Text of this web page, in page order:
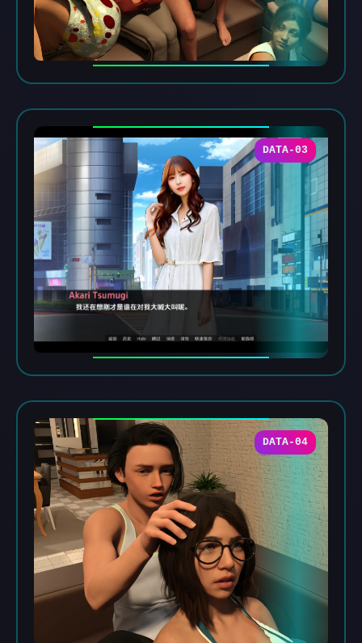
DATA-03
DATA-04